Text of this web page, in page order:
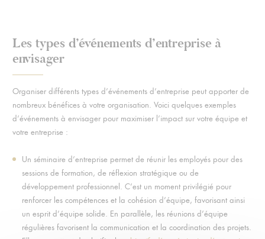
Les types d’événements d’entreprise à
envisager
Organiser différents types d’événements d’entreprise peut apporter de
nombreux bénéfices à votre organisation. Voici quelques exemples
d’événements à envisager pour maximiser l’impact sur votre équipe et
votre entreprise :
Un séminaire d’entreprise permet de réunir les employés pour des
sessions de formation, de réflexion stratégique ou de
développement professionnel. C’est un moment privilégié pour
renforcer les compétences et la cohésion d’équipe, favorisant ainsi
un esprit d’équipe solide. En parallèle, les réunions d’équipe
régulières favorisent la communication et la coordination des projets.